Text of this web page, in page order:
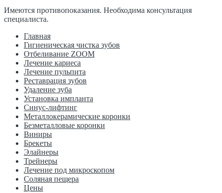
Имеются противопоказания. Необходима консультация
специалиста.
Главная
Гигиеническая чистка зубов
Отбеливание ZOOM
Лечение кариеса
Лечение пульпита
Реставрация зубов
Удаление зуба
Установка импланта
Синус-лифтинг
Металлокерамические коронки
Безметалловые коронки
Виниры
Брекеты
Элайнеры
Трейнеры
Лечение под микроскопом
Соляная пещера
Цены